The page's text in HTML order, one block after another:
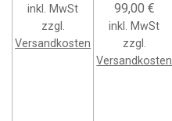
inkl. MwSt
zzgl.
Versandkosten
99,00 €
inkl. MwSt
zzgl.
Versandkosten